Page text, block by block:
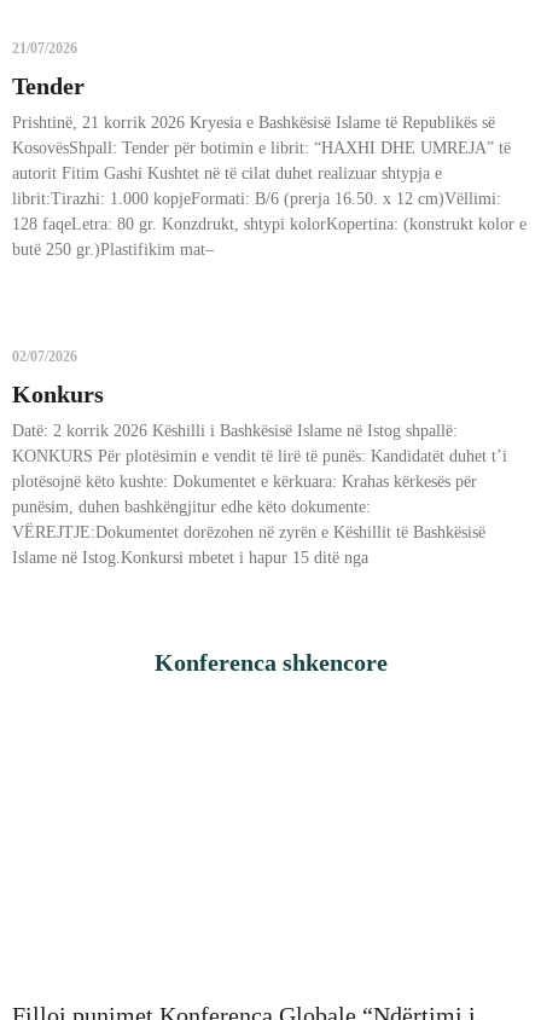
Tender
21/07/2026
Prishtinë, 21 korrik 2026 Kryesia e Bashkësisë Islame të Republikës së
KosovësShpall: Tender për botimin e librit: “HAXHI DHE UMREJA” të
autorit Fitim Gashi Kushtet në të cilat duhet realizuar shtypja e
librit:Tirazhi: 1.000 kopjeFormati: B/6 (prerja 16.50. x 12 cm)Vëllimi:
128 faqeLetra: 80 gr. Konzdrukt, shtypi kolorKopertina: (konstrukt kolor e
butë 250 gr.)Plastifikim mat–
Konkurs
02/07/2026
Datë: 2 korrik 2026 Këshilli i Bashkësisë Islame në Istog shpallë:
KONKURS Për plotësimin e vendit të lirë të punës: Kandidatët duhet t’i
plotësojnë këto kushte: Dokumentet e kërkuara: Krahas kërkesës për
punësim, duhen bashkëngjitur edhe këto dokumente:
VËREJTJE:Dokumentet dorëzohen në zyrën e Këshillit të Bashkësisë
Islame në Istog.Konkursi mbetet i hapur 15 ditë nga
Konferenca shkencore
Filloi punimet Konferenca Globale “Ndërtimi i